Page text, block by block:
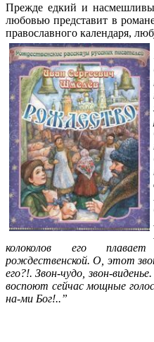
Прежде едкий и
любовью представит в
православного календаря,
колоколов его
рождественской. О, этот
его?!. Звон-чудо, звон-
воспоют сейчас мощные
на-ми Бог!..”